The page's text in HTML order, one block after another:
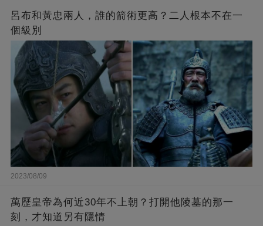
呂布和黃忠兩人，誰的箭術更高？二人根本不在一
個級別
2023/08/09
萬歷皇帝為何近30年不上朝？打開他陵墓的那一
刻，才知道另有隱情